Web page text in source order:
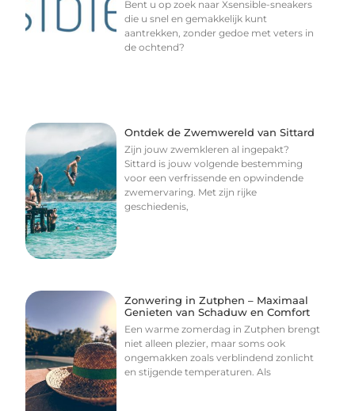
Bent u op zoek naar Xsensible-sneakers
die u snel en gemakkelijk kunt
aantrekken, zonder gedoe met veters in
de ochtend?
Ontdek de Zwemwereld van Sittard
Zijn jouw zwemkleren al ingepakt?
Sittard is jouw volgende bestemming
voor een verfrissende en opwindende
zwemervaring. Met zijn rijke
geschiedenis,
Zonwering in Zutphen – Maximaal
Genieten van Schaduw en Comfort
Een warme zomerdag in Zutphen brengt
niet alleen plezier, maar soms ook
ongemakken zoals verblindend zonlicht
en stijgende temperaturen. Als